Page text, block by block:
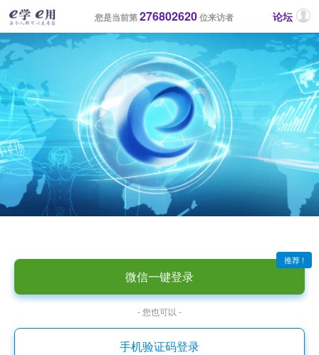
您是当前第276802620位来访者 论坛
推荐 !
微信一键登录
- 您也可以 -
手机验证码登录